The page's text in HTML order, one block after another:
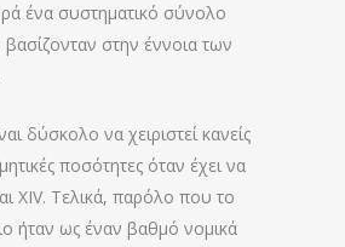
ένα συστηματικό σύνολο
στην έννοια των
δύσκολο να χειριστεί κανείς
ποσότητες όταν έχει να
XIV. Τελικά, παρόλο που το
ήταν ως έναν βαθμό νομικά